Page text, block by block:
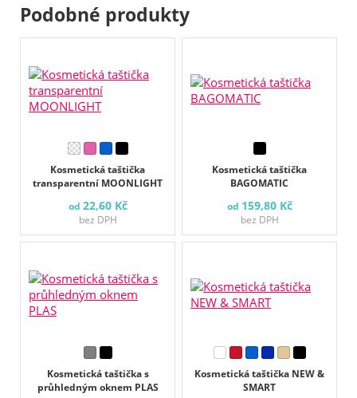
Podobné produkty
Kosmetická taštička
transparentní MOONLIGHT
od 22,60 Kč
bez DPH
Kosmetická taštička
BAGOMATIC
od 159,80 Kč
bez DPH
Kosmetická taštička s
průhledným oknem PLAS
Kosmetická taštička NEW &
SMART